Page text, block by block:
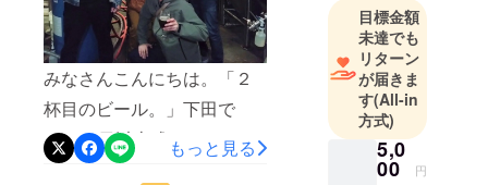
みなさんこんにちは。「２
杯目のビール。」下田で
す。20日以上残して、クラ
ウドファンディング達成率
もっと見る
ラフトビー
ルを醸造し
ています。
目標金額
未達でも
リターン
が届きま
す(All-in
方式)
5,0
00 円